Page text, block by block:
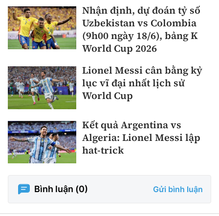
Nhận định, dự đoán tỷ số
Uzbekistan vs Colombia
(9h00 ngày 18/6), bảng K
World Cup 2026
Lionel Messi cân bằng kỷ
lục vĩ đại nhất lịch sử
World Cup
Kết quả Argentina vs
Algeria: Lionel Messi lập
hat-trick
Bình luận (0) Gửi bình luận